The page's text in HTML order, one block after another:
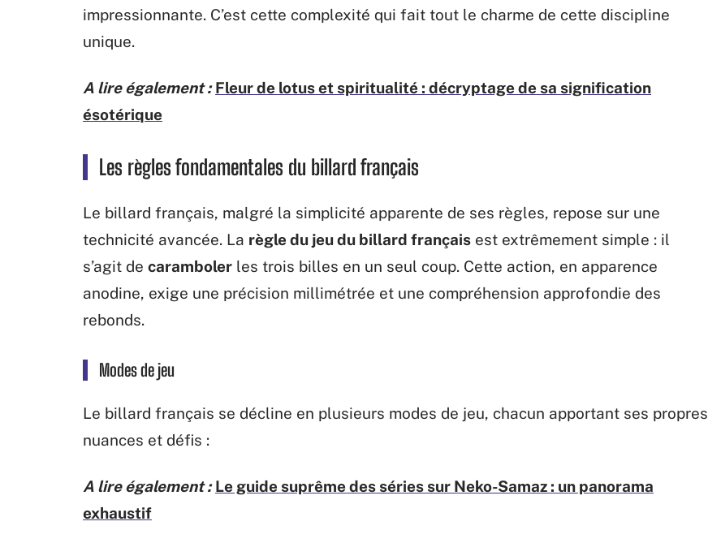
impressionnante. C’est cette complexité qui fait tout le charme de cette discipline
unique.
A lire également : Fleur de lotus et spiritualité : décryptage de sa signification
ésotérique
Les règles fondamentales du billard français
Le billard français, malgré la simplicité apparente de ses règles, repose sur une
technicité avancée. La règle du jeu du billard français est extrêmement simple : il
s’agit de caramboler les trois billes en un seul coup. Cette action, en apparence
anodine, exige une précision millimétrée et une compréhension approfondie des
rebonds.
Modes de jeu
Le billard français se décline en plusieurs modes de jeu, chacun apportant ses propres
nuances et défis :
A lire également : Le guide suprême des séries sur Neko-Samaz : un panorama
exhaustif